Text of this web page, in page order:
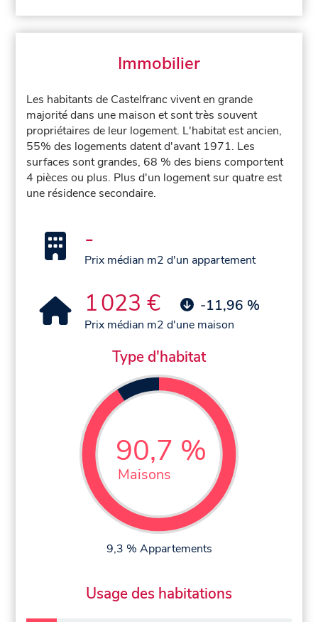
Immobilier
Les habitants de Castelfranc vivent en grande
majorité dans une maison et sont très souvent
propriétaires de leur logement. L'habitat est ancien,
55% des logements datent d'avant 1971. Les
surfaces sont grandes, 68 % des biens comportent
4 pièces ou plus. Plus d'un logement sur quatre est
une résidence secondaire.
-
Prix médian m2 d'un appartement
1 023 € -11,96 %
Prix médian m2 d'une maison
Type d'habitat
90,7 %
Maisons
9,3 % Appartements
Usage des habitations